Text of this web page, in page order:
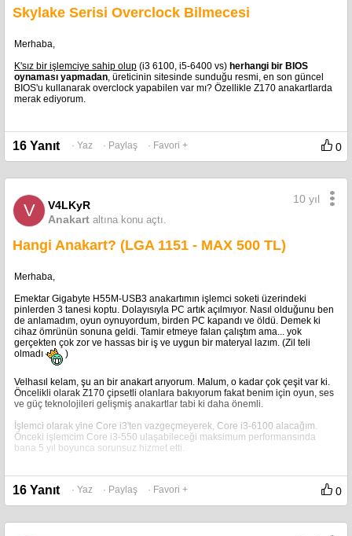
Skylake Serisi Overclock Bilmecesi
Merhaba,
K'sız bir işlemciye sahip olup (i3 6100, i5-6400 vs) herhangi bir BIOS
oynaması yapmadan, üreticinin sitesinde sunduğu resmi, en son güncel
BIOS'u kullanarak overclock yapabilen var mı? Özellikle Z170 anakartlarda
merak ediyorum.
16 Yanıt · Yaz · Paylaş · Favori + 0
V
V4LKyR
Anakart altına konu açtı.
10 yıl
Hangi Anakart? (LGA 1151 - MAX 500 TL)
Merhaba,
Emektar Gigabyte H55M-USB3 anakartımın işlemci soketi üzerindeki
pinlerden 3 tanesi koptu. Dolayısıyla PC artık açılmıyor. Nasıl olduğunu ben
de anlamadım, oyun oynuyordum, birden PC kapandı ve öldü. Demek ki
cihaz ömrünün sonuna geldi. Tamir etmeye falan çalıştım ama... yok
gerçekten çok zor ve hassas bir iş ve uygun bir materyal lazım. (Zil teli
olmadı
)
Velhasıl kelam, şu an bir anakart arıyorum. Malum, o kadar çok çeşit var ki.
Öncelikli olarak Z170 çipsetli olanlara bakıyorum fakat benim için oyun, ses
ve güç teknolojileri gelişmiş anakartlar tabi ki daha önemli.
İşlemci olarak yine Core i3'ten vazgeçmeyerek, Core i3-6100 alacağım.
Önceki işlemcim Core i3-550 ulaşabileceği maksimum performansında
bana 5 yıl boyunca sorunsuz hizmet etti.
16 Yanıt · Yaz · Paylaş · Favori + 0